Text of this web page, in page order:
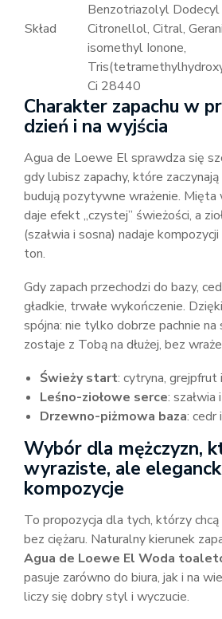
Skład
Benzotriazolyl
Citronellol, Citral,
isomethyl Ionone,
Ci 28440
Charakter zapachu w
dzień i na wyjścia
Agua de Loewe El sprawdza się
gdy lubisz zapachy, które
budują pozytywne wrażenie. Mięta
daje efekt „czystej” świeżości, a
(szałwia i sosna) nadaje
ton.
Gdy zapach przechodzi do bazy,
gładkie, trwałe wykończenie.
spójna: nie tylko dobrze pachnie
zostaje z Tobą na dłużej, bez
Świeży start: cytryna, grejpfrut
Leśno-ziołowe serce: szałwia
Drzewno-piżmowa baza: cedr
Wybór dla mężczyzn,
wyraziste, ale
kompozycje
To propozycja dla tych, którzy
bez ciężaru. Naturalny kierunek
Agua de Loewe El Woda
pasuje zarówno do biura, jak i na
liczy się dobry styl i wyczucie.